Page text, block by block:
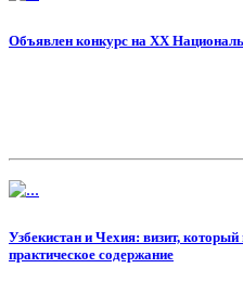
Объявлен конкурс на XX
Узбекистан и Чехия: визит,
практическое содержание